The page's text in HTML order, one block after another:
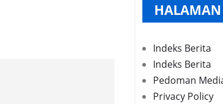
HALAMAN
Indeks Berita
Indeks Berita
Pedoman
Privacy Policy